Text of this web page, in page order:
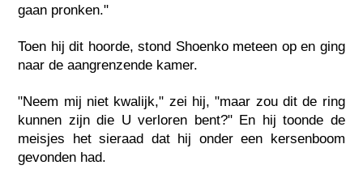
gaan pronken."
Toen hij dit hoorde, stond Shoenko meteen op en ging
naar de aangrenzende kamer.
"Neem mij niet kwalijk," zei hij, "maar zou dit de ring
kunnen zijn die U verloren bent?" En hij toonde de
meisjes het sieraad dat hij onder een kersenboom
gevonden had.